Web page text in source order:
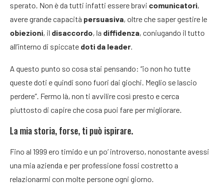
sperato. Non è da tutti infatti essere bravi comunicatori,
avere grande capacità persuasiva, oltre che saper gestire le
obiezioni, il disaccordo, la diffidenza, coniugando il tutto
all’interno di spiccate doti da leader.
A questo punto so cosa stai pensando: “io non ho tutte
queste doti e quindi sono fuori dai giochi. Meglio se lascio
perdere”. Fermo là, non ti avvilire così presto e cerca
piuttosto di capire che cosa puoi fare per migliorare.
La mia storia, forse, ti può ispirare.
Fino al 1999 ero timido e un po’ introverso, nonostante avessi
una mia azienda e per professione fossi costretto a
relazionarmi con molte persone ogni giorno.